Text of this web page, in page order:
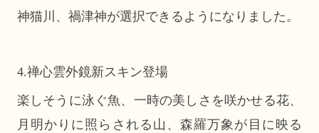
神猫川、禍津神が選択できるようになりました。
4.禅心雲外鏡新スキン登場
楽しそうに泳ぐ魚、一時の美しさを咲かせる花、
月明かりに照らされる山、森羅万象が目に映る